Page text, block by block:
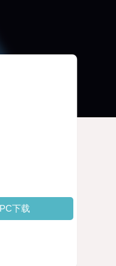
PC下载